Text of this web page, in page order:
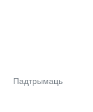
Падтрымаць